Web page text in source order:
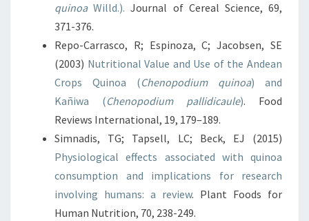
quinoaWilld.).Journal of Cereal Science, 69,
371-376.
Repo-Carrasco, R; Espinoza, C; Jacobsen, SE
(2003) Nutritional Value and Use of the Andean
Crops Quinoa (Chenopodium quinoa) and
Kañiwa (Chenopodium pallidicaule). Food
Reviews International, 19, 179–189.
Simnadis, TG; Tapsell, LC; Beck, EJ (2015)
Physiological effects associated with quinoa
consumption and implications for research
involving humans: a review. Plant Foods for
Human Nutrition, 70, 238-249.